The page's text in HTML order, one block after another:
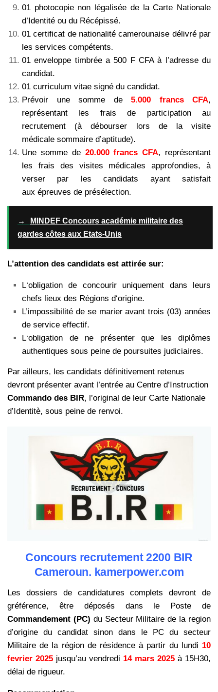
01 photocopie non légalisée de la Carte Nationale
d’Identité ou du Récépissé.
01 certificat de nationalité camerounaise délivré par
les services compétents.
01 enveloppe timbrée a 500 F CFA à l’adresse du
candidat.
01 curriculum vitae signé du candidat.
Prévoir une somme de 5.000 francs CFA,
représentant les frais de participation au
recrutement (à débourser lors de la visite
médicale sommaire d’aptitude).
Une somme de 20.000 francs CFA, représentant
les frais des visites médicales approfondies, à
verser par les candidats ayant satisfait
aux épreuves de présélection.
→
MINDEF Concours académie militaire des
gardes côtes aux Etats-Unis
L’attention des candidats est attirée sur:
L‘obligation de concourir uniquement dans leurs
chefs lieux des Régions d‘origine.
L’impossibilité de se marier avant trois (03) années
de service effectif.
L‘obligation de ne présenter que les diplômes
authentiques sous peine de poursuites judiciaires.
Par ailleurs, les candidats définitivement retenus
devront présenter avant l’entrée au Centre d’Instruction
Commando des BIR, l’original de leur Carte Nationale
d’Identitè, sous peine de renvoi.
Concours recrutement 2200 BIR
Cameroun. kamerpower.com
Les dossiers de candidatures complets devront de
gréférence, être déposés dans le Poste de
Commandement (PC) du Secteur Militaire de la region
d’origine du candidat sinon dans le PC du secteur
Militaire de la région de résidence à partir du lundi 10
fevrier 2025 jusqu’au vendredi 14 mars 2025 à 15H30,
délai de rigueur.